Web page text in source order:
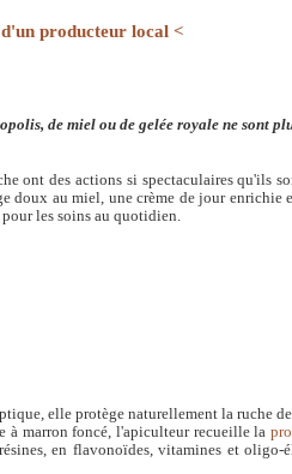
producteur local <
de miel ou de gelée royale ne sont
ont des actions si spectaculaires qu'ils
doux au miel, une crème de jour enrichie
les soins au quotidien.
elle protège naturellement la ruche
à marron foncé, l'apiculteur recueille la
en flavonoïdes, vitamines et oligo-